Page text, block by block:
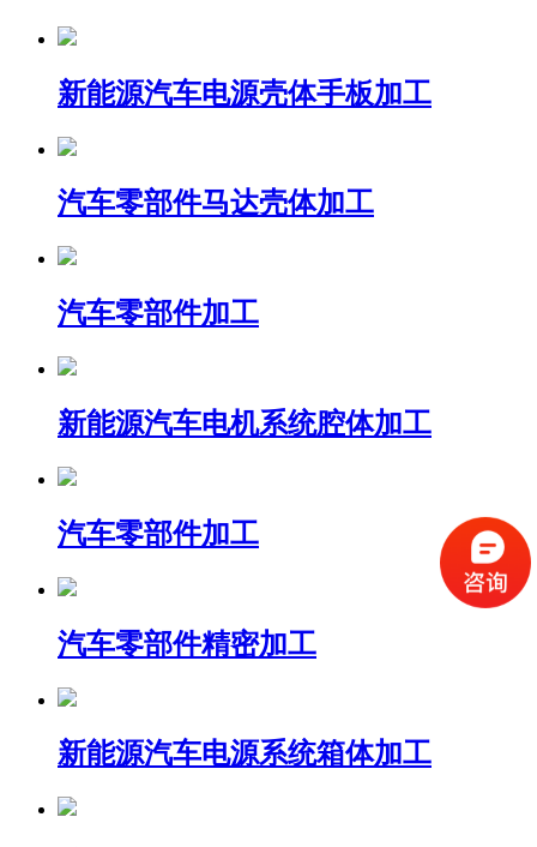
新能源汽车电源壳体手板加工
汽车零部件马达壳体加工
汽车零部件加工
新能源汽车电机系统腔体加工
汽车零部件加工
汽车零部件精密加工
新能源汽车电源系统箱体加工